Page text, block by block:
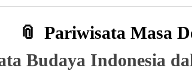
Pariwisata Masa
Budaya Indonesia